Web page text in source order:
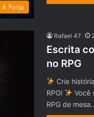
A Forja
Rafael 47
Escrita
no RPG
Crie
RPG!
Você
RPG de